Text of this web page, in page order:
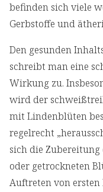
befinden sich viele
Gerbstoffe und
Den gesunden
schreibt man eine
Wirkung zu.
wird der
mit Lindenblüten
regelrecht
sich die
oder getrockneten
Auftreten von